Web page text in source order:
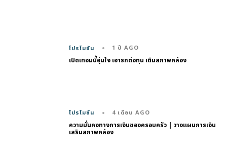
โปรโมชัน 1 ปี AGO
เปิดเทอมนี้อุ่นใจ เอารถต่อทุน เติมสภาพคล่อง
โปรโมชัน 4 เดือน AGO
ความมั่นคงทางการเงินของครอบครัว | วางแผนการเงิน
เสริมสภาพคล่อง